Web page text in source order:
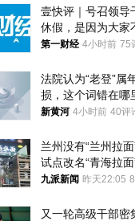
壹快评｜号召领导
休假，是因为大家
第一财经 4小时前 75
法院认为“老登”属
损，这个词错在哪
新黄河 4小时前 40评
兰州没有“兰州拉
试点改名“青海拉面
家改名已两年
九派新闻 昨天22:05
又一轮高级干部密